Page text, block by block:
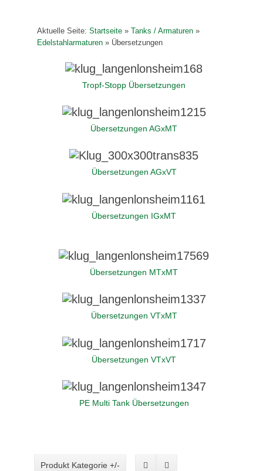
Aktuelle Seite:Startseite »Tanks / Armaturen »
Edelstahlarmaturen » Übersetzungen
Tropf-Stopp Übersetzungen
Übersetzungen AGxMT
Übersetzungen AGxVT
Übersetzungen IGxMT
Übersetzungen MTxMT
Übersetzungen VTxMT
Übersetzungen VTxVT
PE Multi Tank Übersetzungen
Produkt Kategorie +/-